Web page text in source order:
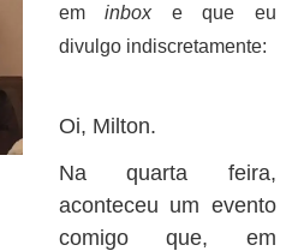
eminboxe que eu
divulgo indiscretamente:
Oi, Milton.
Na quarta feira,
aconteceu um evento
comigo que, em